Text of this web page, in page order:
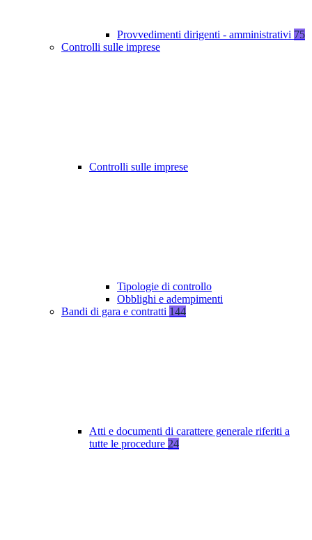
Provvedimenti dirigenti - amministrativi 75
Controlli sulle imprese
Controlli sulle imprese
Tipologie di controllo
Obblighi e adempimenti
Bandi di gara e contratti 144
Atti e documenti di carattere generale riferiti a
tutte le procedure 24